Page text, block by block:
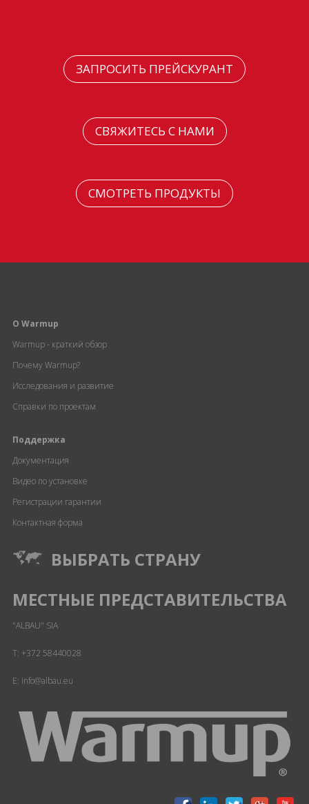
ЗАПРОСИТЬ ПРЕЙСКУРАНТ
СВЯЖИТЕСЬ С НАМИ
СМОТРЕТЬ ПРОДУКТЫ
О Warmup
Warmup - краткий обзор
Почему Warmup?
Исследования и развитие
Справки по проектам
Поддержка
Документация
Видео по установке
Регистрации гарантии
Контактная форма
ВЫБРАТЬ СТРАНУ
МЕСТНЫЕ ПРЕДСТАВИТЕЛЬСТВА
"ALBAU" SIA
T: +372 58440028
E: info@albau.eu